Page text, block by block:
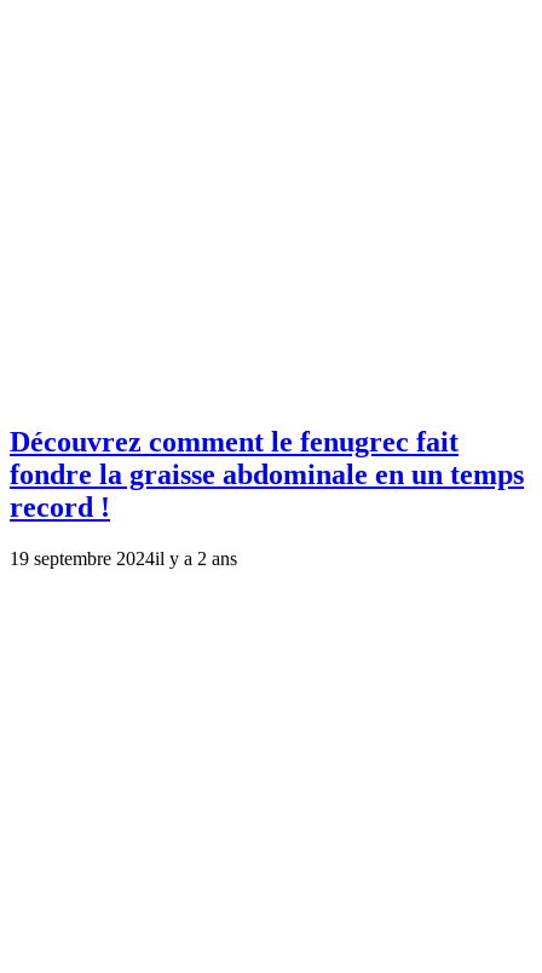
Découvrez comment le fenugrec fait
fondre la graisse abdominale en un temps
record !
19 septembre 2024il y a 2 ans